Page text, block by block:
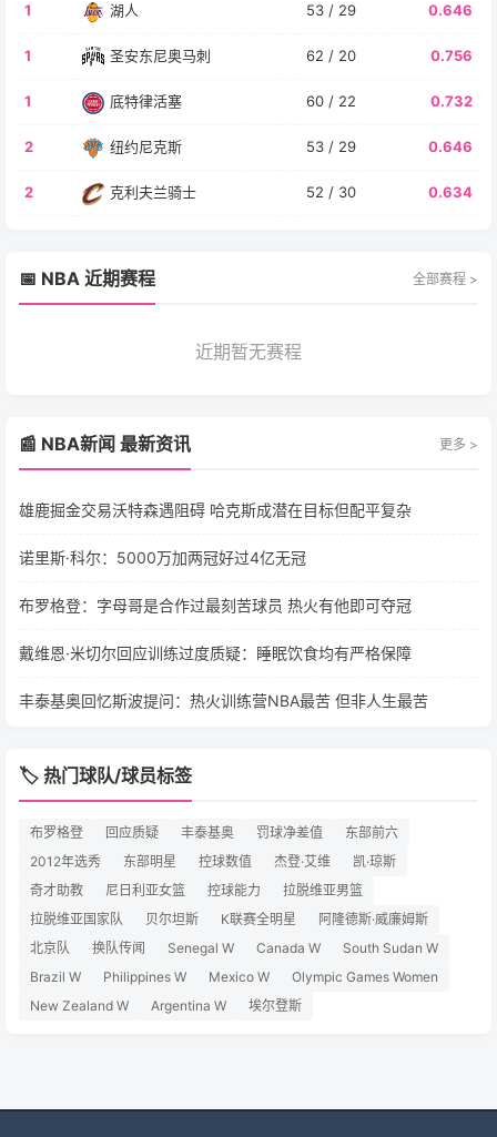
1 湖人 53 / 29 0.646
1 圣安东尼奥马刺 62 / 20 0.756
1 底特律活塞 60 / 22 0.732
2 纽约尼克斯 53 / 29 0.646
2 克利夫兰骑士 52 / 30 0.634
📅 NBA 近期赛程 全部赛程 >
近期暂无赛程
📰 NBA新闻 最新资讯 更多 >
雄鹿掘金交易沃特森遇阻碍 哈克斯成潜在目标但配平复杂
诺里斯·科尔：5000万加两冠好过4亿无冠
布罗格登：字母哥是合作过最刻苦球员 热火有他即可夺冠
戴维恩·米切尔回应训练过度质疑：睡眠饮食均有严格保障
丰泰基奥回忆斯波提问：热火训练营NBA最苦 但非人生最苦
🏷️ 热门球队/球员标签
布罗格登 回应质疑 丰泰基奥 罚球净差值
东部前六
2012年选秀
东部明星 控球数值 杰登·艾维
凯·琼斯
奇才助教
尼日利亚女篮 控球能力
拉脱维亚男篮
拉脱维亚国家队
贝尔坦斯 K联赛全明星
阿隆德斯·威廉姆斯
北京队
换队传闻 Senegal W Canada W
South Sudan W
Brazil W
Philippines W Mexico W
Olympic Games Women
New Zealand W
Argentina W 埃尔登斯